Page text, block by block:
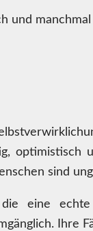
und
sind
eine
Ihre